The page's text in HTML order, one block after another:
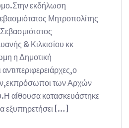
εκδήλωση
Μητροπολίτης
& Κιλκισίου κκ
η Δημοτική
των Αρχών
αίθουσα κατασκευάστηκε
εξυπηρετήσει […]